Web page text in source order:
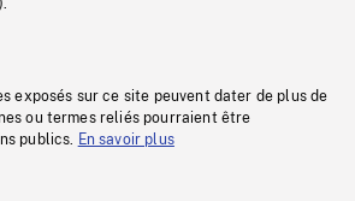
exposés sur ce site peuvent dater de plus de
ou termes reliés pourraient être
publics. En savoir plus